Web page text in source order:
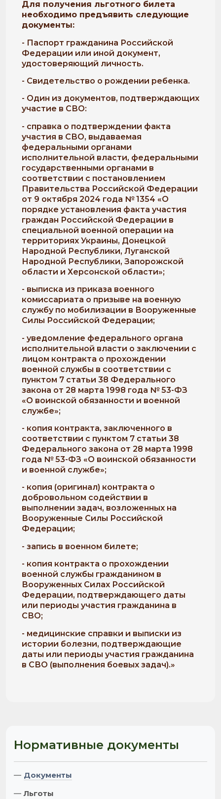
Для получения льготного билета
необходимо предъявить следующие
документы:
- Паспорт гражданина Российской
Федерации или иной документ,
удостоверяющий личность.
- Свидетельство о рождении ребенка.
- Один из документов, подтверждающих
участие в СВО:
- справка о подтверждении факта
участия в СВО, выдаваемая
федеральными органами
исполнительной власти, федеральными
государственными органами в
соответствии с постановлением
Правительства Российской Федерации
от 9 октября 2024 года № 1354 «О
порядке установления факта участия
граждан Российской Федерации в
специальной военной операции на
территориях Украины, Донецкой
Народной Республики, Луганской
Народной Республики, Запорожской
области и Херсонской области»;
- выписка из приказа военного
комиссариата о призыве на военную
службу по мобилизации в Вооруженные
Силы Российской Федерации;
- уведомление федерального органа
исполнительной власти о заключении с
лицом контракта о прохождении
военной службы в соответствии с
пунктом 7 статьи 38 Федерального
закона от 28 марта 1998 года № 53-ФЗ
«О воинской обязанности и военной
службе»;
- копия контракта, заключенного в
соответствии с пунктом 7 статьи 38
Федерального закона от 28 марта 1998
года № 53-ФЗ «О воинской обязанности
и военной службе»;
- копия (оригинал) контракта о
добровольном содействии в
выполнении задач, возложенных на
Вооруженные Силы Российской
Федерации;
- запись в военном билете;
- копия контракта о прохождении
военной службы гражданином в
Вооруженных Силах Российской
Федерации, подтверждающего даты
или периоды участия гражданина в
СВО;
- медицинские справки и выписки из
истории болезни, подтверждающие
даты или периоды участия гражданина
в СВО (выполнения боевых задач).»
Нормативные документы
— Документы
— Льготы